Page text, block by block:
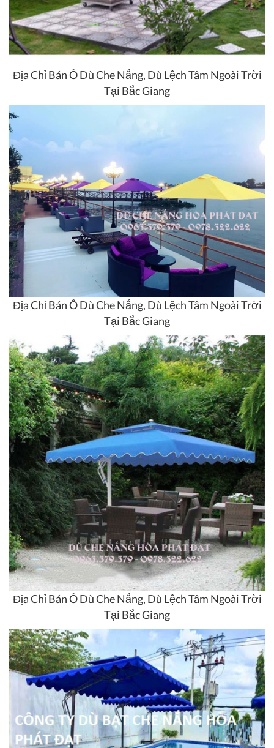
Địa Chỉ Bán Ô Dù Che Nắng, Dù Lệch Tâm Ngoài Trời
Tại Bắc Giang
Địa Chỉ Bán Ô Dù Che Nắng, Dù Lệch Tâm Ngoài Trời
Tại Bắc Giang
Địa Chỉ Bán Ô Dù Che Nắng, Dù Lệch Tâm Ngoài Trời
Tại Bắc Giang